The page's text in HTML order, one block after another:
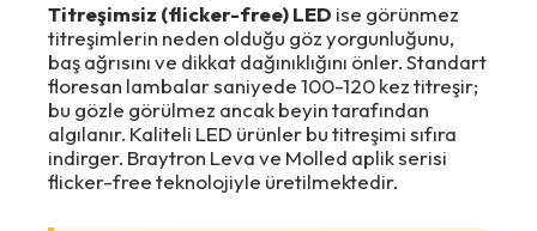
Titreşimsiz (flicker-free) LED ise görünmez
titreşimlerin neden olduğu göz yorgunluğunu,
baş ağrısını ve dikkat dağınıklığını önler. Standart
floresan lambalar saniyede 100-120 kez titreşir;
bu gözle görülmez ancak beyin tarafından
algılanır. Kaliteli LED ürünler bu titreşimi sıfıra
indirger. Braytron Leva ve Molled aplik serisi
flicker-free teknolojiyle üretilmektedir.